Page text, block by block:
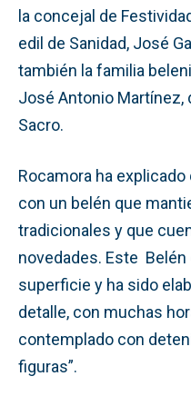
la concejal de
edil de Sanidad, José
también la familia
José Antonio Martínez,
Sacro.
Rocamora ha
con un belén que
tradicionales y que
novedades. Este
superficie y ha sido
detalle, con muchas
contemplado con
figuras”.